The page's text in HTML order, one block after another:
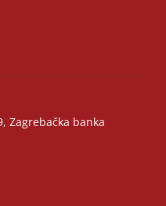
Zagrebačka banka